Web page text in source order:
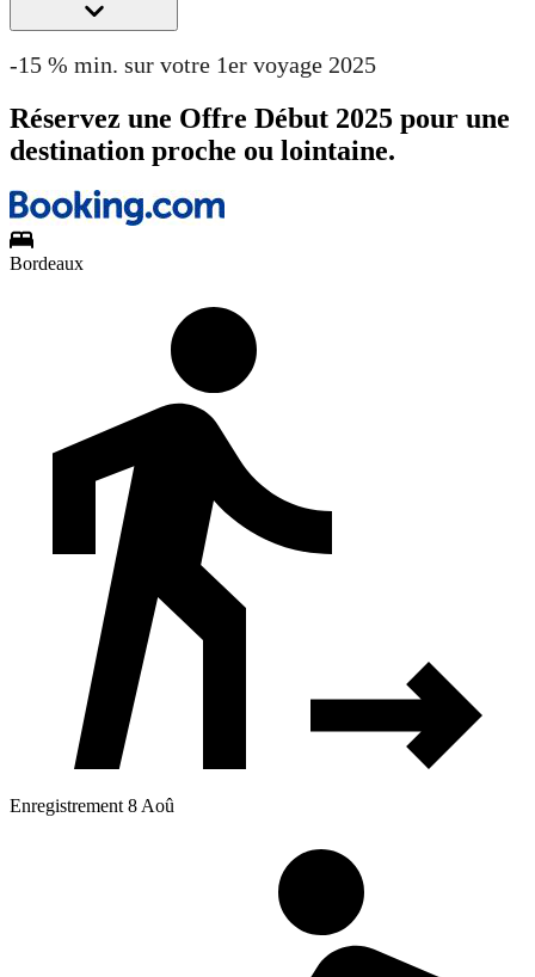
-15 % min. sur votre 1er voyage 2025
Réservez une Offre Début 2025 pour une
destination proche ou lointaine.
Bordeaux
Enregistrement 8 Aoû